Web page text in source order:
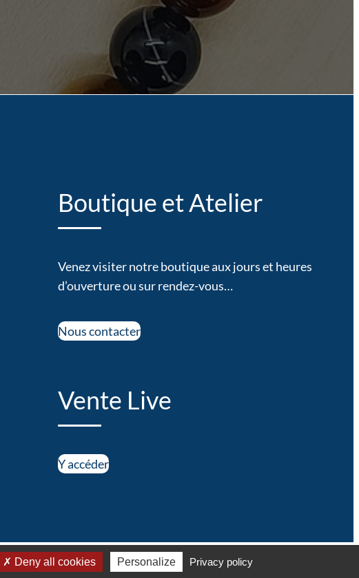
Boutique et Atelier
Venez visiter notre boutique aux jours et heures
d’ouverture ou sur rendez-vous…
Nous contacter
Vente Live
Y accéder
– Mentions légales–Vie privée
Deny all cookies Personalize Privacy policy